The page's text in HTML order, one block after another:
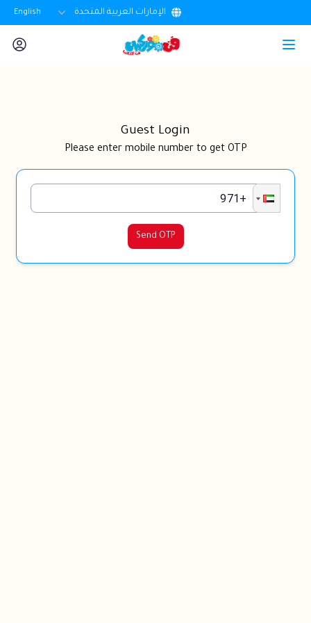
الإمارات العربية المتحدة English
Guest Login
Please enter mobile number to get OTP
Send OTP